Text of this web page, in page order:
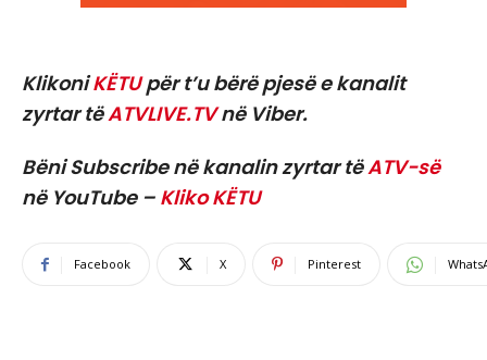
KlikoniKËTUpër t’u bërë pjesë e kanalit
zyrtar tëATVLIVE.TVnë Viber.
Bëni Subscribe në kanalin zyrtar tëATV-së
në YouTube – Kliko KËTU
Facebook X Pinterest